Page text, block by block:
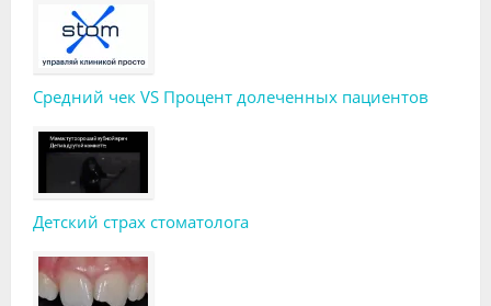
Средний чек VS Процент долеченных пациентов
Детский страх стоматолога